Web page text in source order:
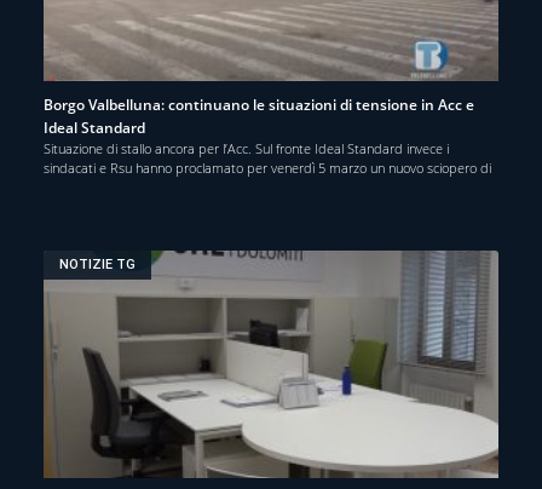
Borgo Valbelluna: continuano le situazioni di tensione in Acc e
Ideal Standard
Situazione di stallo ancora per l’Acc. Sul fronte Ideal Standard invece i
sindacati e Rsu hanno proclamato per venerdì 5 marzo un nuovo sciopero di
NOTIZIE TG